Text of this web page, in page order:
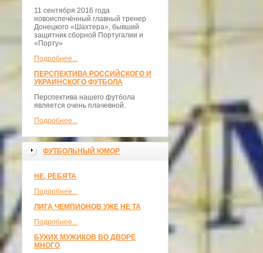
11 сентября 2016 года
новоиспечённый главный тренер
Донецкого «Шахтера», бывший
защитник сборной Португалии и
«Порту»
Подробнее...
ПЕРСПЕКТИВА РОССИЙСКОГО И
УКРАИНСКОГО ФУТБОЛА
Перспектива нашего футбола
является очень плачевной.
Подробнее...
ФУТБОЛЬНЫЙ ЮМОР
НЕ, РЕБЯТА
Подробнее...
ЛИГА ЧЕМПИОНОВ УЖЕ НЕ ТА
Подробнее...
БУХИХ МУЖИКОВ ВО ДВОРЕ
МНОГО